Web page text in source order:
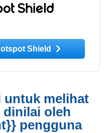
Shield
melihat
dinilai oleh
pengguna